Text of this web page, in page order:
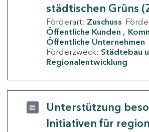
städtischen Grüns
Förderart: Zuschuss
Öffentliche Kunden
Öffentliche Unternehmen
Förderzweck: Städtebau
Regionalentwicklung
Unterstützung
Initiativen für